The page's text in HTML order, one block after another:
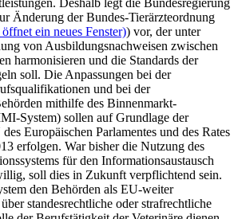
Änderung der Bundes-Tierärzteordnung
ein neues Fenster)) vor, der unter
von Ausbildungsnachweisen zwischen
harmonisieren und die Standards der
soll. Die Anpassungen bei der
und bei der
mithilfe des Binnenmarkt-
System) sollen auf Grundlage der
Europäischen Parlamentes und des Rates
erfolgen. War bisher die Nutzung des
für den Informationsaustausch
soll dies in Zukunft verpflichtend sein.
den Behörden als EU-weiter
standesrechtliche oder strafrechtliche